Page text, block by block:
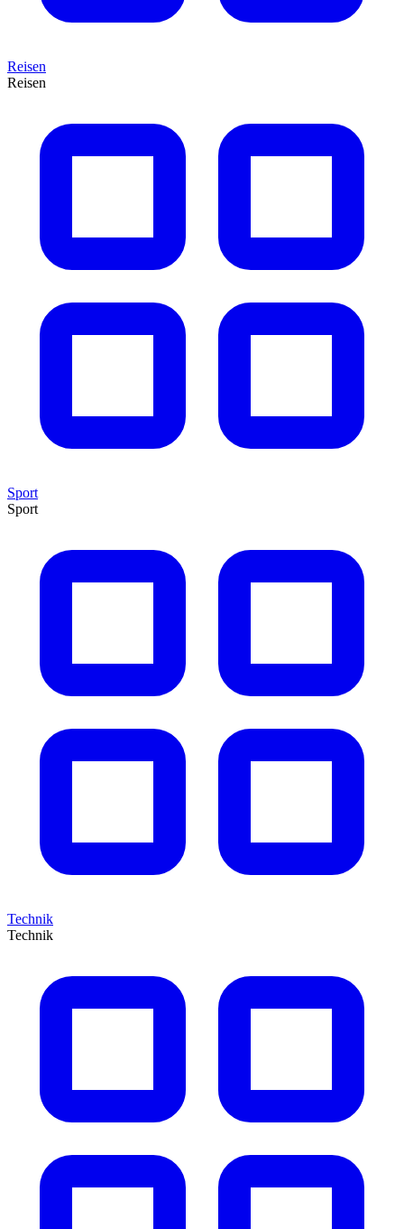
Reisen
Reisen
Sport
Sport
Technik
Technik